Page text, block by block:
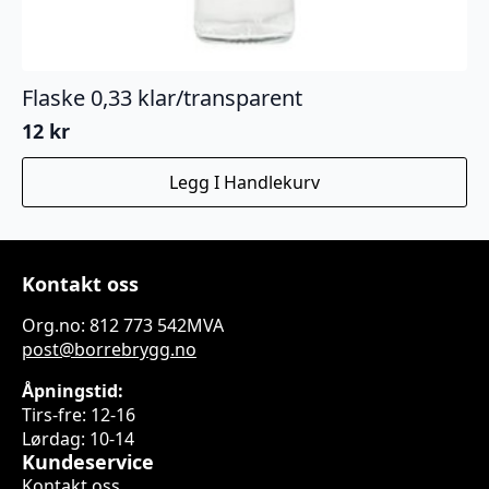
Flaske 0,33 klar/transparent
12 kr
Legg I Handlekurv
Kontakt oss
Org.no: 812 773 542MVA
post@borrebrygg.no
Åpningstid:
Tirs-fre: 12-16
Lørdag: 10-14
Kundeservice